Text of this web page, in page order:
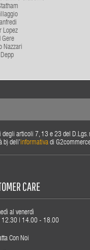
Lopez
Gere
Nazzari
degli articoli 7, 13 e 23 del
b) dell'informativadi
CARE
al venerdì
| 14.00 - 18.00
Con Noi